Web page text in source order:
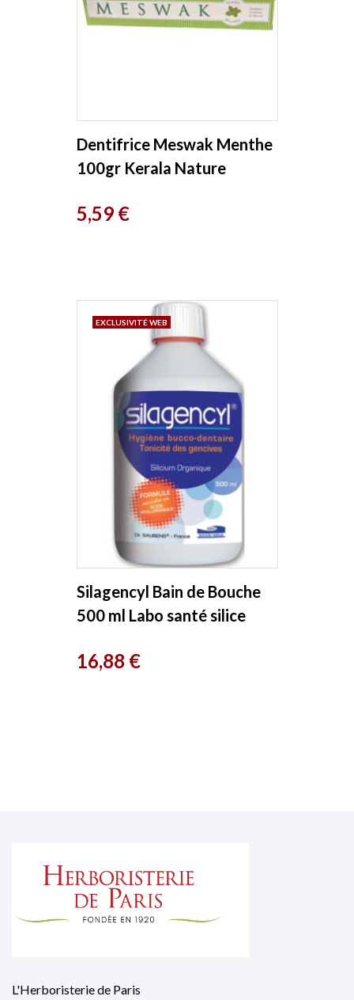
Dentifrice Meswak Menthe
100gr Kerala Nature
Prix
5,59 €
Silagencyl Bain de Bouche
500 ml Labo santé silice
Prix
16,88 €
EXCLUSIVITÉ WEB
L'Herboristerie de Paris